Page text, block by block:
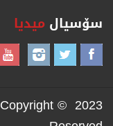
سۆسیال میدیا
Copyright © 2023